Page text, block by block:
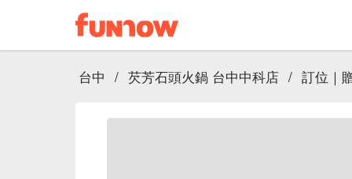
台中 / 芡芳石頭火鍋 台中中科店 / 訂位｜